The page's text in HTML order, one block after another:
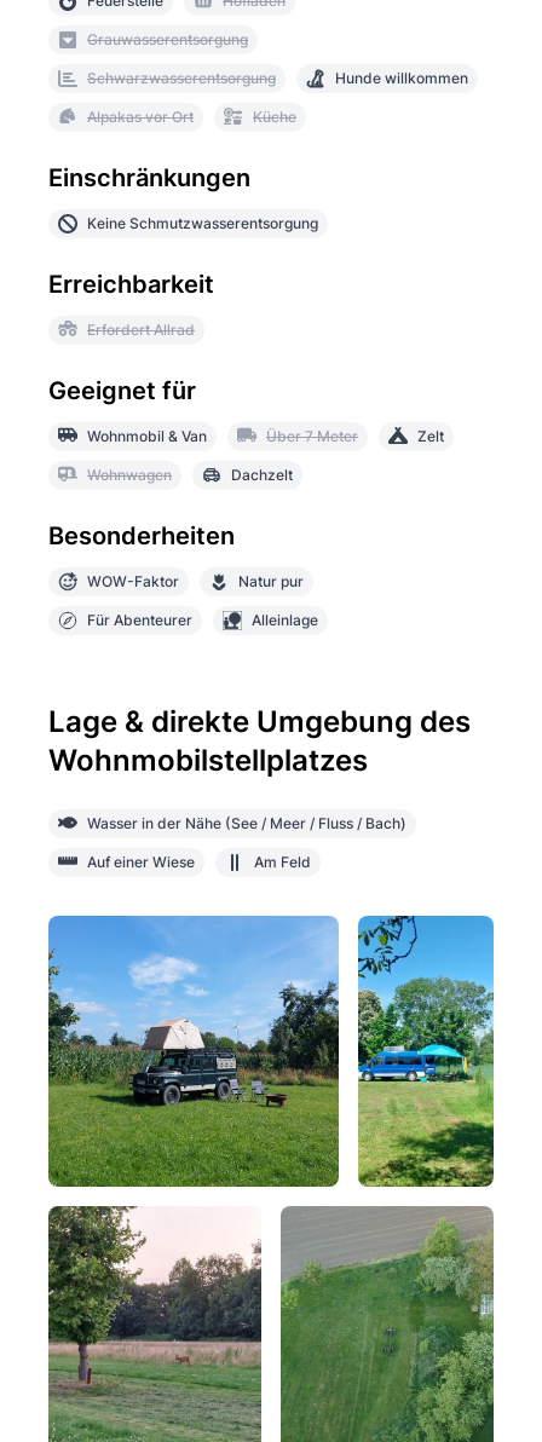
Grauwasserentsorgung
Schwarzwasserentsorgung Hunde willkommen
Alpakas vor Ort Küche
Einschränkungen
Keine Schmutzwasserentsorgung
Erreichbarkeit
Erfordert Allrad
Geeignet für
Wohnmobil & Van Über 7 Meter Zelt
Wohnwagen Dachzelt
Besonderheiten
WOW-Faktor Natur pur
Für Abenteurer Alleinlage
Lage & direkte Umgebung des
Wohnmobilstellplatzes
Wasser in der Nähe (See / Meer / Fluss / Bach)
Auf einer Wiese Am Feld